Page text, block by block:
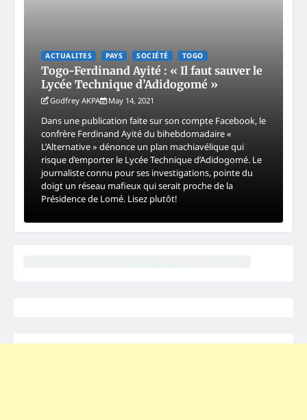
ACTUALITES PAYS SOCIÉTÉ TOGO
Togo-Ferdinand Ayité : « Il faut sauver le
Lycée Technique d’Adidogomé »
Godfrey AKPA May 14, 2021
Dans une publication faite sur son compte Facebook, le
confrère Ferdinand Ayité du bihebdomadaire «
L’Alternative » dénonce un plan machiavélique qui
risque d’emporter le Lycée Technique d’Adidogomé. Le
journaliste connu pour ses investigations, pointe du
doigt un réseau mafieux qui serait proche de la
Présidence de Lomé. Lisez plutôt!